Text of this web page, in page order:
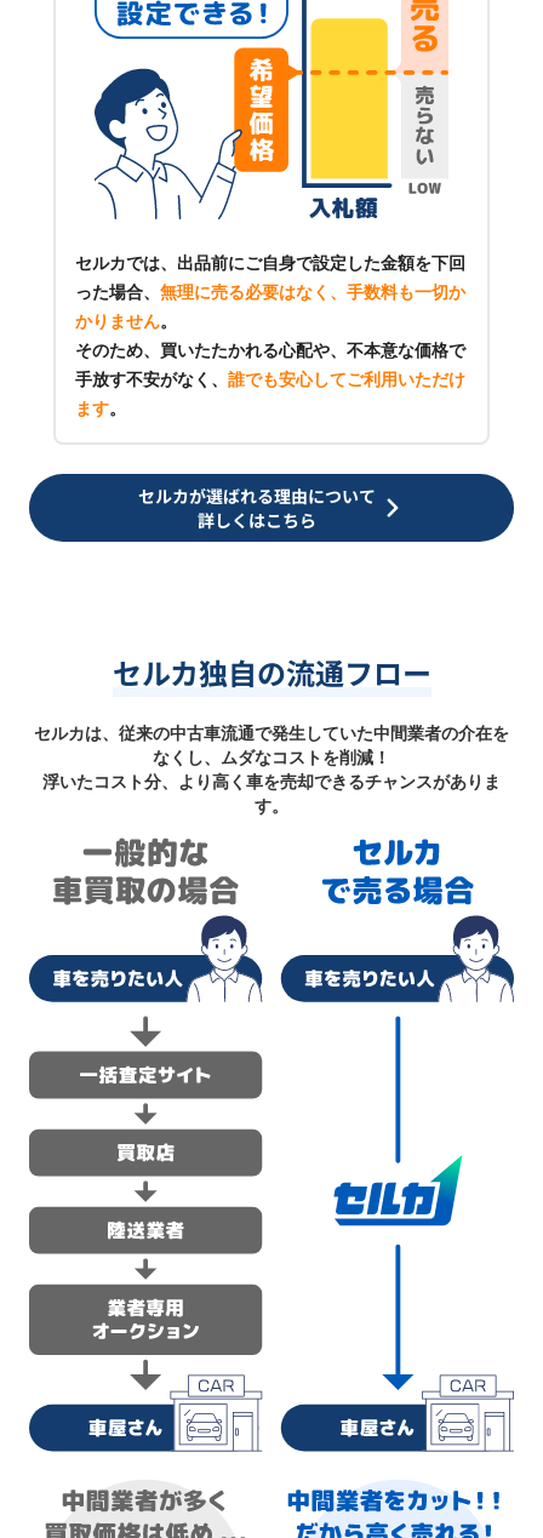
セルカでは、出品前にご自身で設定した金額を下回
った場合、 無理に売る必要はなく、手数料も一切か
かりません。
そのため、買いたたかれる心配や、不本意な価格で
手放す不安がなく、 誰でも安心してご利用いただけ
ます。
セルカが選ばれる理由について
詳しくはこちら
セルカ独自の流通フロー
セルカは、従来の中古車流通で発生していた中間業者の介在を
なくし、ムダなコストを削減！
浮いたコスト分、より高く車を売却できるチャンスがありま
す。